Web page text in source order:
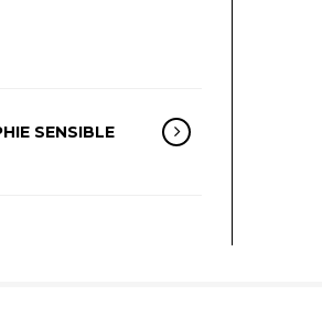
SENSIBLE